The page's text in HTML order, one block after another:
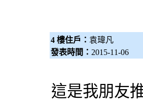
4 樓住戶： 袁瑋凡
發表時間： 2015-11-06
這是我朋友